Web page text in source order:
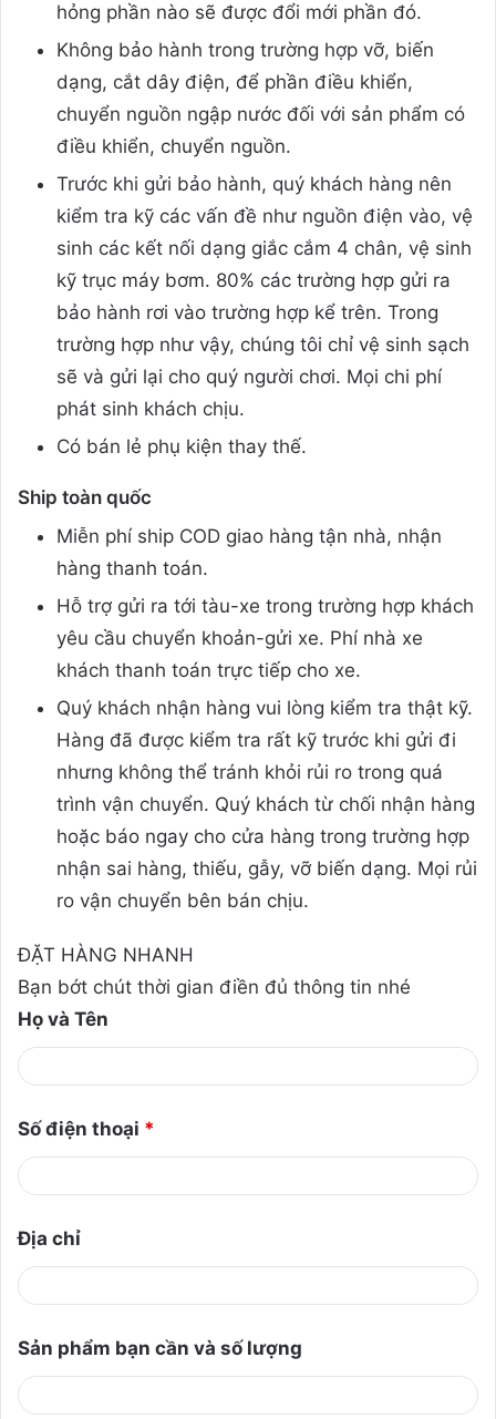
hỏng phần nào sẽ được đổi mới phần đó.
Không bảo hành trong trường hợp vỡ, biến
dạng, cắt dây điện, để phần điều khiển,
chuyển nguồn ngập nước đối với sản phẩm có
điều khiển, chuyển nguồn.
Trước khi gửi bảo hành, quý khách hàng nên
kiểm tra kỹ các vấn đề như nguồn điện vào, vệ
sinh các kết nối dạng giắc cắm 4 chân, vệ sinh
kỹ trục máy bơm. 80% các trường hợp gửi ra
bảo hành rơi vào trường hợp kể trên. Trong
trường hợp như vậy, chúng tôi chỉ vệ sinh sạch
sẽ và gửi lại cho quý người chơi. Mọi chi phí
phát sinh khách chịu.
Có bán lẻ phụ kiện thay thế.
Ship toàn quốc
Miễn phí ship COD giao hàng tận nhà, nhận
hàng thanh toán.
Hỗ trợ gửi ra tới tàu-xe trong trường hợp khách
yêu cầu chuyển khoản-gửi xe. Phí nhà xe
khách thanh toán trực tiếp cho xe.
Quý khách nhận hàng vui lòng kiểm tra thật kỹ.
Hàng đã được kiểm tra rất kỹ trước khi gửi đi
nhưng không thể tránh khỏi rủi ro trong quá
trình vận chuyển. Quý khách từ chối nhận hàng
hoặc báo ngay cho cửa hàng trong trường hợp
nhận sai hàng, thiếu, gẫy, vỡ biến dạng. Mọi rủi
ro vận chuyển bên bán chịu.
ĐẶT HÀNG NHANH
Bạn bớt chút thời gian điền đủ thông tin nhé
Họ và Tên
Số điện thoại *
Địa chỉ
Sản phẩm bạn cần và số lượng